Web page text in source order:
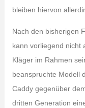
bleiben hiervon
Nach den bisherigen
kann vorliegend nicht
Kläger im Rahmen
beanspruchte Modell
Caddy gegenüber
dritten Generation